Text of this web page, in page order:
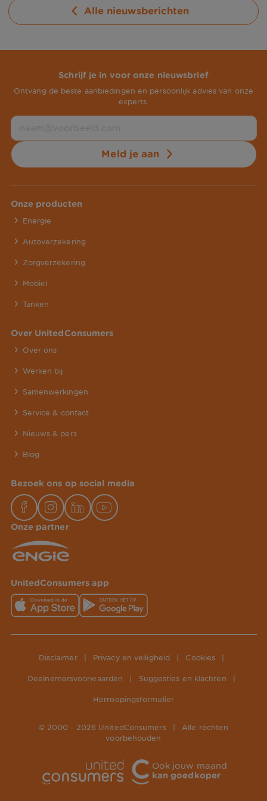
Alle nieuwsberichten
Schrijf je in voor onze nieuwsbrief
Ontvang de beste aanbiedingen en persoonlijk advies van onze
experts.
Meld je aan
Onze producten
Energie
Autoverzekering
Zorgverzekering
Mobiel
Tanken
Over UnitedConsumers
Over ons
Werken bij
Samenwerkingen
Service & contact
Nieuws & pers
Blog
Bezoek ons op social media
Onze partner
UnitedConsumers app
Disclaimer Privacy en veiligheid Cookies
Deelnemersvoorwaarden Suggesties en klachten
Herroepingsformulier
© 2000 - 2026 UnitedConsumers
Alle rechten
voorbehouden
Ook jouw maand
kan goedkoper